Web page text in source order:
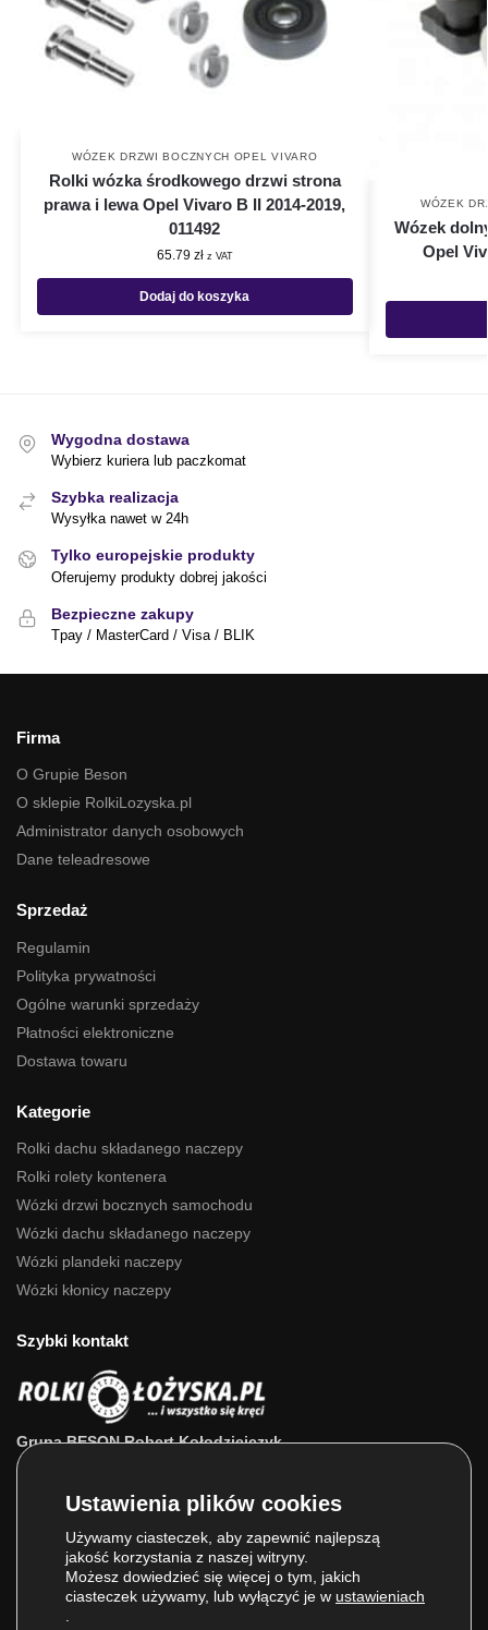
WÓZEK DRZWI BOCZNYCH OPEL VIVARO
Rolki wózka środkowego drzwi strona
prawa i lewa Opel Vivaro B II 2014-2019,
011492
65.79 zł z VAT
Dodaj do koszyka
WÓZEK
Wózek
Opel
Wygodna dostawa
Wybierz kuriera lub paczkomat
Szybka realizacja
Wysyłka nawet w 24h
Tylko europejskie produkty
Oferujemy produkty dobrej jakości
Bezpieczne zakupy
Tpay / MasterCard / Visa / BLIK
Firma
O Grupie Beson
O sklepie RolkiLozyska.pl
Administrator danych osobowych
Dane teleadresowe
Sprzedaż
Regulamin
Polityka prywatności
Ogólne warunki sprzedaży
Płatności elektroniczne
Dostawa towaru
Kategorie
Rolki dachu składanego naczepy
Rolki rolety kontenera
Wózki drzwi bocznych samochodu
Wózki dachu składanego naczepy
Wózki plandeki naczepy
Wózki kłonicy naczepy
Szybki kontakt
Grupa BESON Robert Kołodziejczyk
ul. Powstańców Wlkp. 63a
E-mail:sklep@rolkilozyska.pl
Używamy ciasteczek, aby zapewnić najlepszą
jakość korzystania z naszej witryny.
Możesz dowiedzieć się więcej o tym, jakich
ciasteczek używamy, lub wyłączyć je w ustawieniach